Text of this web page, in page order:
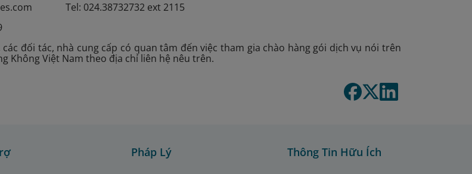
Tel: 024.38732732 ext 2115
đối tác, nhà cung cấp có quan tâm đến việc tham gia chào hàng gói dịch vụ nói trên
Không Việt Nam theo địa chỉ liên hệ nêu trên.
Pháp Lý Thông Tin Hữu Ích